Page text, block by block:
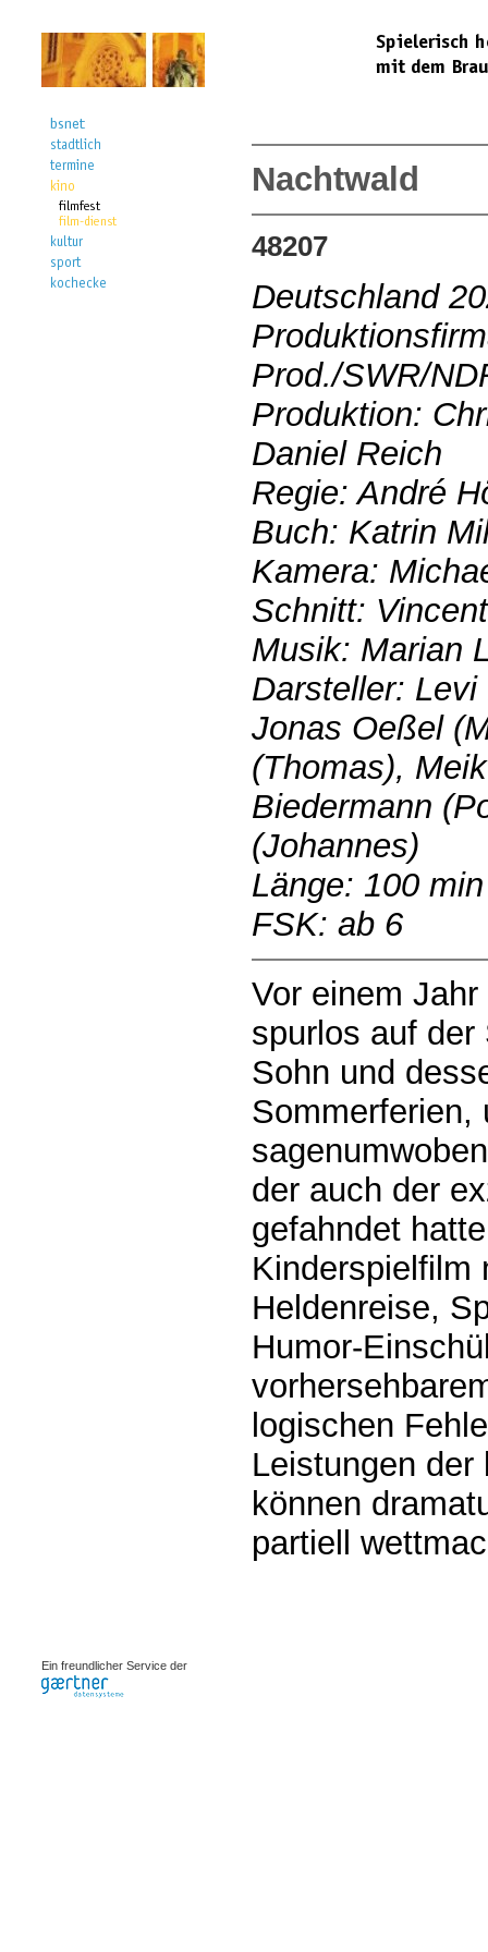
Nachtwald
48207
Deutschland
Prod./SWR/
Produktion:
Daniel Reich
Regie: André
Buch: Katrin
Kamera:
Schnitt:
Musik: Marian
Darsteller:
Jonas Oeßel
(Thomas),
Biedermann
(Johannes)
Länge: 100 min
FSK: ab 6
Vor einem
spurlos auf der
Sohn und
Sommerferien,
der auch der
gefahndet
Kinderspielfilm
Heldenreise,
Humor-
logischen
Leistungen der
können
partiell
Ein freundlicher Service der